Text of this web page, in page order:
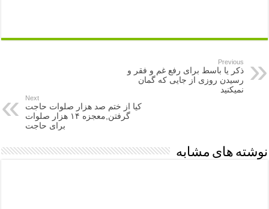
Previous
ذکر یا باسط برای رفع غم و فقر و
رسیدن روزی از جایی که گمان
نمیکنید
Next
کیا از ختم صد هزار صلوات حاجت
گرفتن,معجزه ۱۴ هزار صلوات
برای حاجت
نوشته های مشابه